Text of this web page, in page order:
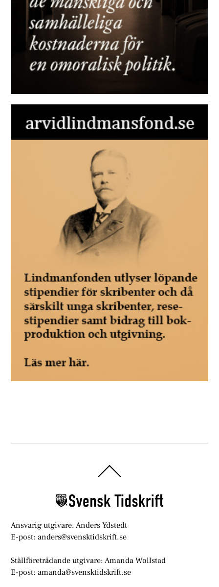
To
Ansvarig utgivare: Anders Ydstedt
E-post: anders@svensktidskrift.se
Ställföreträdande utgivare: Amanda Wollstad
E-post: amanda@svensktidskrift.se